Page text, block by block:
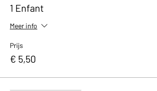
1 Enfant
Meer info
Prijs
€ 5,50